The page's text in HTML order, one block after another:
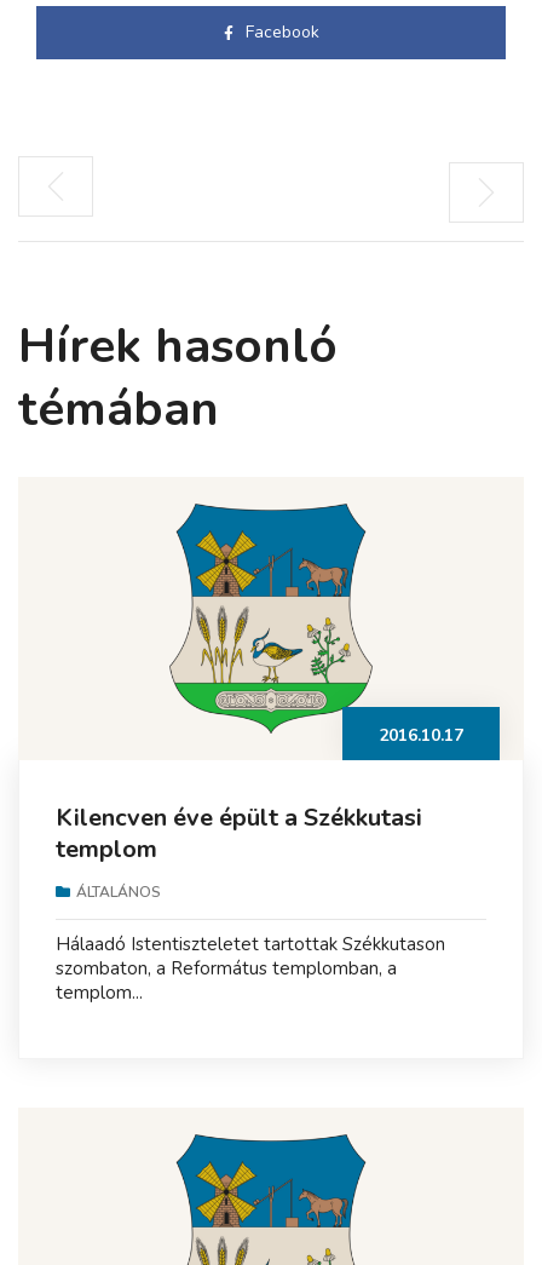
Facebook
Hírek hasonló
témában
2016.10.17
Kilencven éve épült a Székkutasi
templom
ÁLTALÁNOS
Hálaadó Istentiszteletet tartottak Székkutason
szombaton, a Református templomban, a
templom...